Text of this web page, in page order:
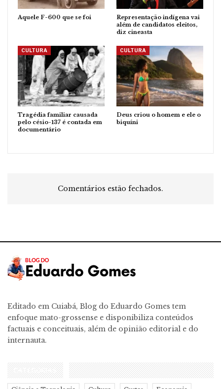
Aquele F-600 que se foi
Representação indígena vai
além de candidatos eleitos,
diz cineasta
CULTURA
Tragédia familiar causada
pelo césio-137 é contada em
documentário
CULTURA
Deus criou o homem e ele o
biquíni
Comentários estão fechados.
Editado em Cuiabá, Blog do Eduardo Gomes tem
enfoque mato-grossense e disponibiliza conteúdos
factuais e conceituais, além de opinião editorial e do
internauta.
CATEGORIAS